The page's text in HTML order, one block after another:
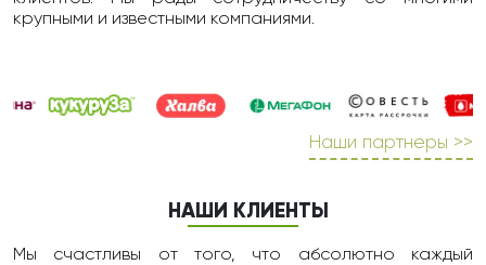
крупными и известными компаниями.
Наши партнеры >>
НАШИ КЛИЕНТЫ
Мы счастливы от того, что абсолютно каждый